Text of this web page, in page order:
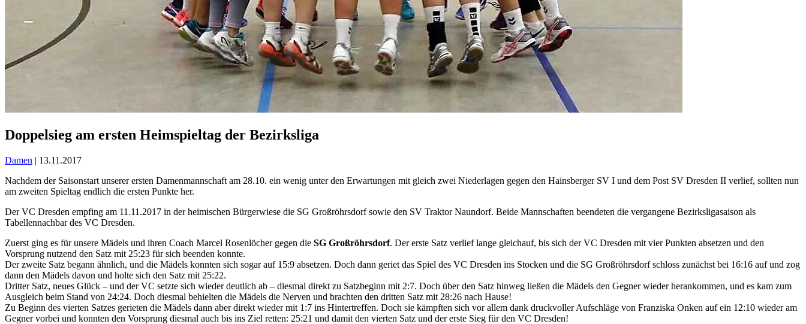
Doppelsieg am ersten Heimspieltag der Bezirksliga
Damen | 13.11.2017
Nachdem der Saisonstart unserer ersten Damenmannschaft am 28.10. ein wenig unter den Erwartungen mit gleich zwei Niederlagen gegen den Hainsberger SV I und dem Post SV Dresden II verlief, sollten nun
am zweiten Spieltag endlich die ersten Punkte her.
Der VC Dresden empfing am 11.11.2017 in der heimischen Bürgerwiese die SG Großröhrsdorf sowie den SV Traktor Naundorf. Beide Mannschaften beendeten die vergangene Bezirksligasaison als
Tabellennachbar des VC Dresden.
Zuerst ging es für unsere Mädels und ihren Coach Marcel Rosenlöcher gegen die SG Großröhrsdorf. Der erste Satz verlief lange gleichauf, bis sich der VC Dresden mit vier Punkten absetzen und den
Vorsprung nutzend den Satz mit 25:23 für sich beenden konnte.
Der zweite Satz begann ähnlich, und die Mädels konnten sich sogar auf 15:9 absetzen. Doch dann geriet das Spiel des VC Dresden ins Stocken und die SG Großröhrsdorf schloss zunächst bei 16:16 auf und zog
dann den Mädels davon und holte sich den Satz mit 25:22.
Dritter Satz, neues Glück – und der VC setzte sich wieder deutlich ab – diesmal direkt zu Satzbeginn mit 2:7. Doch über den Satz hinweg ließen die Mädels den Gegner wieder herankommen, und es kam zum
Ausgleich beim Stand von 24:24. Doch diesmal behielten die Mädels die Nerven und brachten den dritten Satz mit 28:26 nach Hause!
Zu Beginn des vierten Satzes gerieten die Mädels dann aber direkt wieder mit 1:7 ins Hintertreffen. Doch sie kämpften sich vor allem dank druckvoller Aufschläge von Franziska Onken auf ein 12:10 wieder am
Gegner vorbei und konnten den Vorsprung diesmal auch bis ins Ziel retten: 25:21 und damit den vierten Satz und der erste Sieg für den VC Dresden!